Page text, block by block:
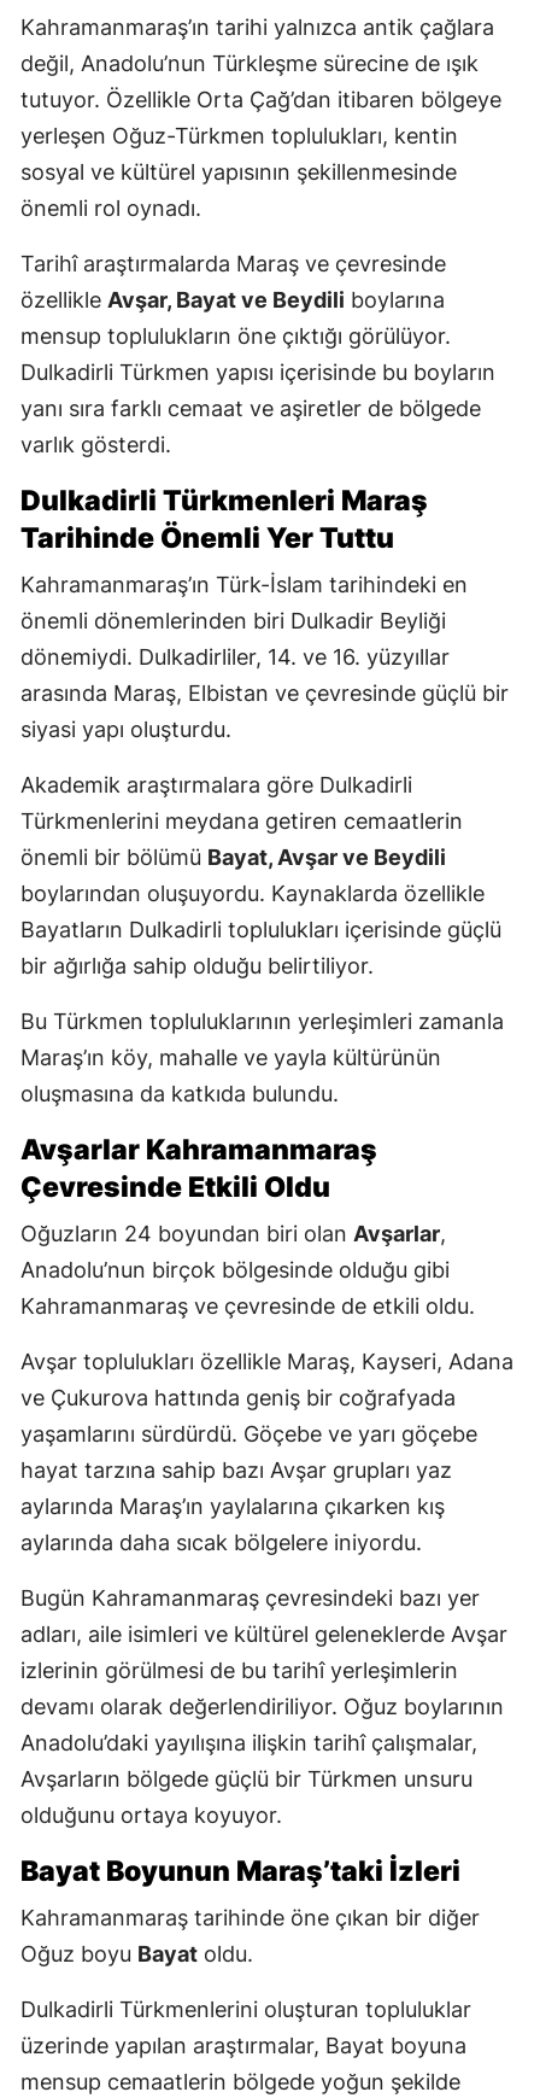
Kahramanmaraş’ın tarihi yalnızca antik çağlara
değil, Anadolu’nun Türkleşme sürecine de ışık
tutuyor. Özellikle Orta Çağ’dan itibaren bölgeye
yerleşen Oğuz-Türkmen toplulukları, kentin
sosyal ve kültürel yapısının şekillenmesinde
önemli rol oynadı.
Tarihî araştırmalarda Maraş ve çevresinde
özellikle Avşar, Bayat ve Beydili boylarına
mensup toplulukların öne çıktığı görülüyor.
Dulkadirli Türkmen yapısı içerisinde bu boyların
yanı sıra farklı cemaat ve aşiretler de bölgede
varlık gösterdi.
Dulkadirli Türkmenleri Maraş
Tarihinde Önemli Yer Tuttu
Kahramanmaraş’ın Türk-İslam tarihindeki en
önemli dönemlerinden biri Dulkadir Beyliği
dönemiydi. Dulkadirliler, 14. ve 16. yüzyıllar
arasında Maraş, Elbistan ve çevresinde güçlü bir
siyasi yapı oluşturdu.
Akademik araştırmalara göre Dulkadirli
Türkmenlerini meydana getiren cemaatlerin
önemli bir bölümü Bayat, Avşar ve Beydili
boylarından oluşuyordu. Kaynaklarda özellikle
Bayatların Dulkadirli toplulukları içerisinde güçlü
bir ağırlığa sahip olduğu belirtiliyor.
Bu Türkmen topluluklarının yerleşimleri zamanla
Maraş’ın köy, mahalle ve yayla kültürünün
oluşmasına da katkıda bulundu.
Avşarlar Kahramanmaraş
Çevresinde Etkili Oldu
Oğuzların 24 boyundan biri olan Avşarlar,
Anadolu’nun birçok bölgesinde olduğu gibi
Kahramanmaraş ve çevresinde de etkili oldu.
Avşar toplulukları özellikle Maraş, Kayseri, Adana
ve Çukurova hattında geniş bir coğrafyada
yaşamlarını sürdürdü. Göçebe ve yarı göçebe
hayat tarzına sahip bazı Avşar grupları yaz
aylarında Maraş’ın yaylalarına çıkarken kış
aylarında daha sıcak bölgelere iniyordu.
Bugün Kahramanmaraş çevresindeki bazı yer
adları, aile isimleri ve kültürel geleneklerde Avşar
izlerinin görülmesi de bu tarihî yerleşimlerin
devamı olarak değerlendiriliyor. Oğuz boylarının
Anadolu’daki yayılışına ilişkin tarihî çalışmalar,
Avşarların bölgede güçlü bir Türkmen unsuru
olduğunu ortaya koyuyor.
Bayat Boyunun Maraş’taki İzleri
Kahramanmaraş tarihinde öne çıkan bir diğer
Oğuz boyu Bayat oldu.
Dulkadirli Türkmenlerini oluşturan topluluklar
üzerinde yapılan araştırmalar, Bayat boyuna
mensup cemaatlerin bölgede yoğun şekilde